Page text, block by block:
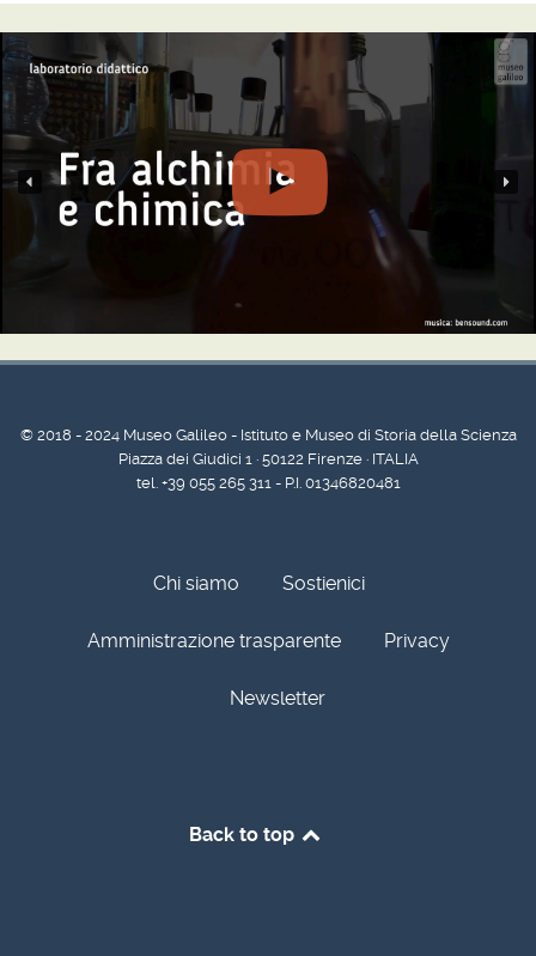
© 2018 - 2024 Museo Galileo - Istituto e Museo di Storia della Scienza
Piazza dei Giudici 1 · 50122 Firenze · ITALIA
tel. +39 055 265 311 - P.I. 01346820481
Chi siamo Sostienici
Amministrazione trasparente Privacy
Newsletter
Back to top